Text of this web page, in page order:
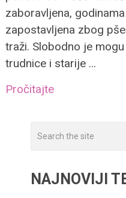
zaboravljena,
zapostavljena zbog
traži. Slobodno je
trudnice i starije …
Pročitajte
NAJNOVIJI